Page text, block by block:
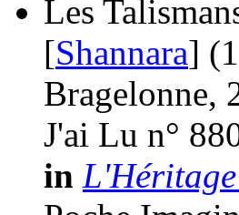
Les
[Shannara]
Bragelonne,
J'ai Lu n°
in